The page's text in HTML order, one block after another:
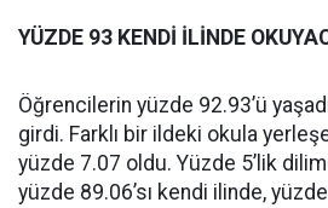
YÜZDE 93 KENDİ İLİNDE
Öğrencilerin yüzde 92.93’ü
girdi. Farklı bir ildeki okula
yüzde 7.07 oldu. Yüzde 5’lik
yüzde 89.06’sı kendi ilinde,